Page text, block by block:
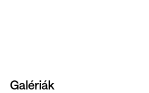
Galériák